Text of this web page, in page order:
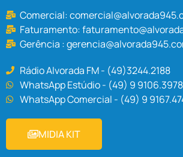
Comercial:
Faturamento:
Gerência :
Rádio Alvorada FM - (49)3244.2188
WhatsApp Estúdio - (49) 9 9106.3978
WhatsApp Comercial - (49) 9
MIDIA KIT